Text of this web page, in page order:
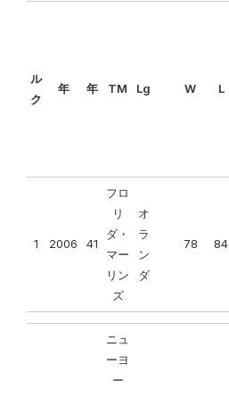
ル
ク
年 年 TM Lg W L
1 2006 41
フロ
リ
ダ・
マー
リン
ズ
オ
ラ
ン
ダ
78 84
ニュ
ーヨ
ー